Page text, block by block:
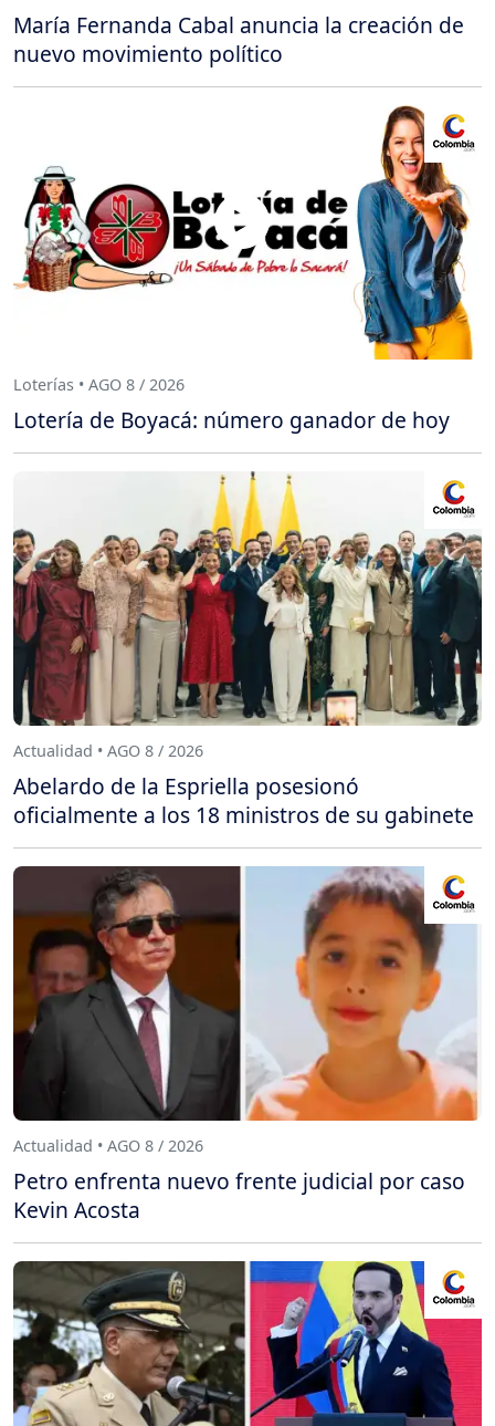
María Fernanda Cabal anuncia la creación de
nuevo movimiento político
Loterías • AGO 8 / 2026
Lotería de Boyacá: número ganador de hoy
Actualidad • AGO 8 / 2026
Abelardo de la Espriella posesionó
oficialmente a los 18 ministros de su gabinete
Actualidad • AGO 8 / 2026
Petro enfrenta nuevo frente judicial por caso
Kevin Acosta